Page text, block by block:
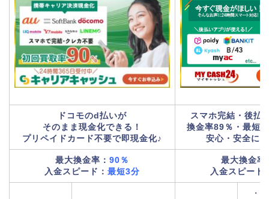
ドコモのd払いが
そのまま現金化できる！
プリペイドカード不要で即現金化♪
スマホ完結・後払
換金率89％・最短3
安心・安全に
最大換金率： 90％
入金スピード： 最短3分
最大換金率
入金スピード
・キ